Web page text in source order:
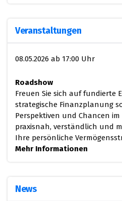
Veranstaltungen
08.05.2026 ab 17:00 Uhr
Roadshow
Freuen Sie sich auf fundierte
strategische Finanzplanung
Perspektiven und Chancen
praxisnah, verständlich und
Ihre persönliche
Mehr Informationen
News